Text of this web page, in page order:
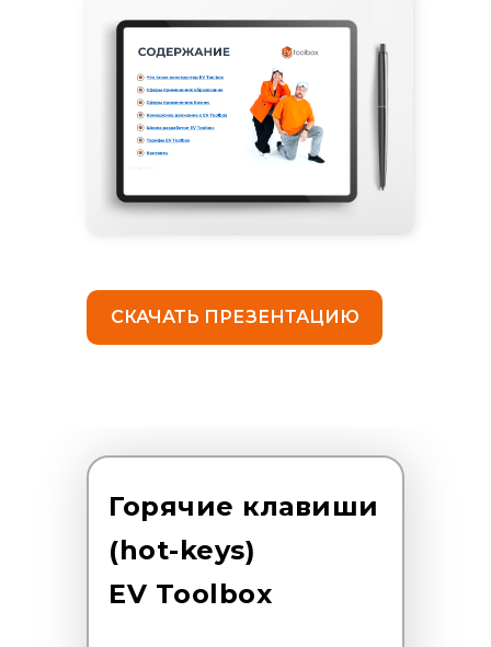
СКАЧАТЬ ПРЕЗЕНТАЦИЮ
Горячие клавиши
(hot-keys)
EV Toolbox